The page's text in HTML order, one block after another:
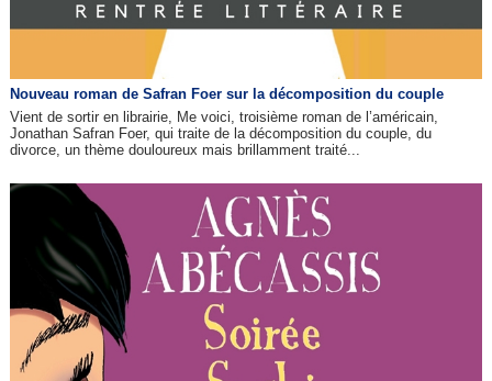
Nouveau roman de Safran Foer sur la décomposition du couple
Vient de sortir en librairie, Me voici, troisième roman de l’américain,
Jonathan Safran Foer, qui traite de la décomposition du couple, du
divorce, un thème douloureux mais brillamment traité...